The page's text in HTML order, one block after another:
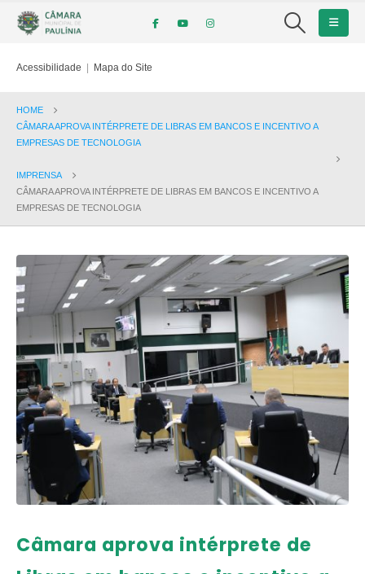
Acessibilidade | Mapa do Site
HOME
CÂMARA APROVA INTÉRPRETE DE LIBRAS EM BANCOS E INCENTIVO A
EMPRESAS DE TECNOLOGIA
IMPRENSA
CÂMARA APROVA INTÉRPRETE DE LIBRAS EM BANCOS E INCENTIVO A
EMPRESAS DE TECNOLOGIA
Câmara aprova intérprete de